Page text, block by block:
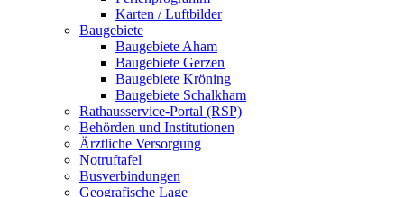
Karten / Luftbilder
Baugebiete
Baugebiete Aham
Baugebiete Gerzen
Baugebiete Kröning
Baugebiete Schalkham
Rathausservice-Portal (RSP)
Behörden und Institutionen
Ärztliche Versorgung
Notruftafel
Busverbindungen
Geografische Lage